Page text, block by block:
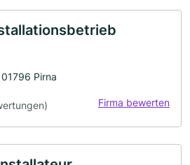
Pirna
Firma bewerten